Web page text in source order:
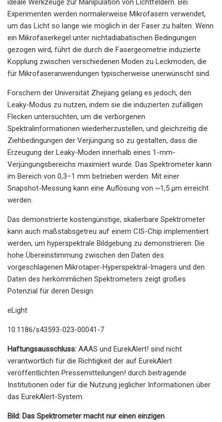
ideale Werkzeuge zur Manipulation von Lichtfeldern. Bei
Experimenten werden normalerweise Mikrofasern verwendet,
um das Licht so lange wie möglich in der Faser zu halten. Wenn
ein Mikrofaserkegel unter nichtadiabatischen Bedingungen
gezogen wird, führt die durch die Fasergeometrie induzierte
Kopplung zwischen verschiedenen Moden zu Leckmoden, die
für Mikrofaseranwendungen typischerweise unerwünscht sind.
Forschern der Universität Zhejiang gelang es jedoch, den
Leaky-Modus zu nutzen, indem sie die induzierten zufälligen
Flecken untersuchten, um die verborgenen
Spektralinformationen wiederherzustellen, und gleichzeitig die
Ziehbedingungen der Verjüngung so zu gestalten, dass die
Erzeugung der Leaky-Moden innerhalb eines 1-mm-
Verjüngungsbereichs maximiert wurde. Das Spektrometer kann
im Bereich von 0,3–1 mm betrieben werden. Mit einer
Snapshot-Messung kann eine Auflösung von ~1,5 µm erreicht
werden.
Das demonstrierte kostengünstige, skalierbare Spektrometer
kann auch maßstabsgetreu auf einem CIS-Chip implementiert
werden, um hyperspektrale Bildgebung zu demonstrieren. Die
hohe Übereinstimmung zwischen den Daten des
vorgeschlagenen Mikrotaper-Hyperspektral-Imagers und den
Daten des herkömmlichen Spektrometers zeigt großes
Potenzial für deren Design.
eLight
10.1186/s43593-023-00041-7
Haftungsausschluss: AAAS und EurekAlert! sind nicht
verantwortlich für die Richtigkeit der auf EurekAlert
veröffentlichten Pressemitteilungen! durch beitragende
Institutionen oder für die Nutzung jeglicher Informationen über
das EurekAlert-System.
Bild: Das Spektrometer macht nur einen einzigen